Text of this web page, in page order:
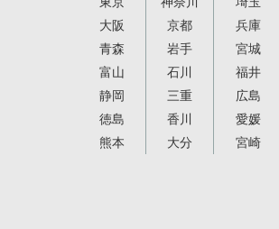
大阪
京都 兵庫
青森
岩手 宮城
富山
石川 福井
静岡
三重 広島
徳島
香川 愛媛
熊本
大分 宮崎